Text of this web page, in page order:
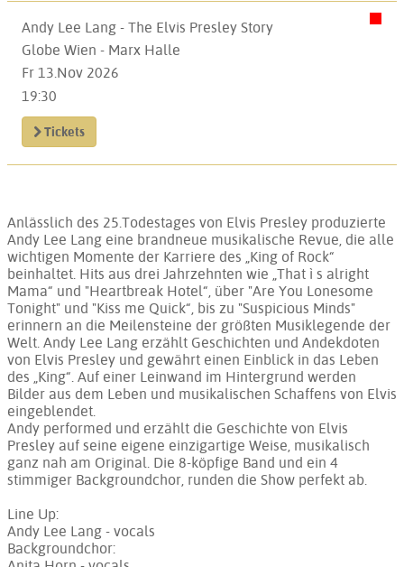
Andy Lee Lang - The Elvis Presley Story
Globe Wien - Marx Halle
Fr 13.Nov 2026
19:30
Tickets
Anlässlich des 25.Todestages von Elvis Presley produzierte
Andy Lee Lang eine brandneue musikalische Revue, die alle
wichtigen Momente der Karriere des „King of Rock“
beinhaltet. Hits aus drei Jahrzehnten wie „That ì s alright
Mama“ und "Heartbreak Hotel“, über "Are You Lonesome
Tonight" und "Kiss me Quick“, bis zu "Suspicious Minds"
erinnern an die Meilensteine der größten Musiklegende der
Welt. Andy Lee Lang erzählt Geschichten und Andekdoten
von Elvis Presley und gewährt einen Einblick in das Leben
des „King“. Auf einer Leinwand im Hintergrund werden
Bilder aus dem Leben und musikalischen Schaffens von Elvis
eingeblendet.
Andy performed und erzählt die Geschichte von Elvis
Presley auf seine eigene einzigartige Weise, musikalisch
ganz nah am Original. Die 8-köpfige Band und ein 4
stimmiger Backgroundchor, runden die Show perfekt ab.
Line Up:
Andy Lee Lang - vocals
Backgroundchor: